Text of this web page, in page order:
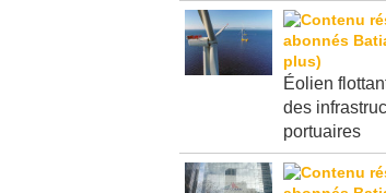
Éolien
des
portuaires